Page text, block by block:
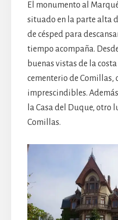
El monumento al
situado en la parte alta
de césped para
tiempo acompaña.
buenas vistas de la
cementerio de Comillas,
imprescindibles.
la Casa del Duque, otro
Comillas.